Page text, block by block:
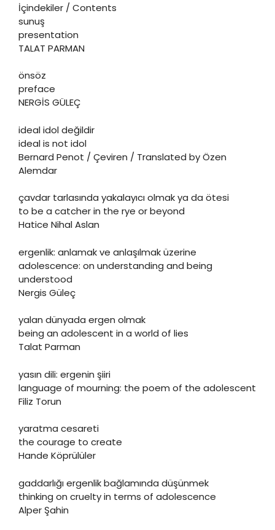
İçindekiler / Contents
sunuş
presentation
TALAT PARMAN
önsöz
preface
NERGİS GÜLEÇ
ideal idol değildir
ideal is not idol
Bernard Penot / Çeviren / Translated by Özen
Alemdar
çavdar tarlasında yakalayıcı olmak ya da ötesi
to be a catcher in the rye or beyond
Hatice Nihal Aslan
ergenlik: anlamak ve anlaşılmak üzerine
adolescence: on understanding and being
understood
Nergis Güleç
yalan dünyada ergen olmak
being an adolescent in a world of lies
Talat Parman
yasın dili: ergenin şiiri
language of mourning: the poem of the adolescent
Filiz Torun
yaratma cesareti
the courage to create
Hande Köprülüler
gaddarlığı ergenlik bağlamında düşünmek
thinking on cruelty in terms of adolescence
Alper Şahin